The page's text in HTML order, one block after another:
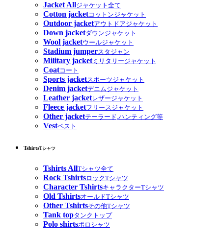
Jacket Allジャケット全て
Cotton jacketコットンジャケット
Outdoor jacketアウトドアジャケット
Down jacketダウンジャケット
Wool jacketウールジャケット
Stadium jumperスタジャン
Military jacketミリタリージャケット
Coatコート
Sports jacketスポーツジャケット
Denim jacketデニムジャケット
Leather jacketレザージャケット
Fleece jacketフリースジャケット
Other jacketテーラード,ハンティング等
Vestベスト
TshirtsTシャツ
Tshirts AllTシャツ全て
Rock TshirtsロックTシャツ
Character TshirtsキャラクターTシャツ
Old TshirtsオールドTシャツ
Other Tshirtsその他Tシャツ
Tank topタンクトップ
Polo shirtsポロシャツ